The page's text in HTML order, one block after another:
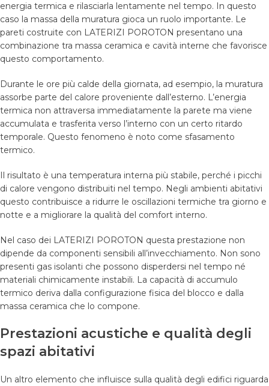
energia termica e rilasciarla lentamente nel tempo. In questo
caso la massa della muratura gioca un ruolo importante. Le
pareti costruite con LATERIZI POROTON presentano una
combinazione tra massa ceramica e cavità interne che favorisce
questo comportamento.
Durante le ore più calde della giornata, ad esempio, la muratura
assorbe parte del calore proveniente dall’esterno. L’energia
termica non attraversa immediatamente la parete ma viene
accumulata e trasferita verso l’interno con un certo ritardo
temporale. Questo fenomeno è noto come sfasamento
termico.
Il risultato è una temperatura interna più stabile, perché i picchi
di calore vengono distribuiti nel tempo. Negli ambienti abitativi
questo contribuisce a ridurre le oscillazioni termiche tra giorno e
notte e a migliorare la qualità del comfort interno.
Nel caso dei LATERIZI POROTON questa prestazione non
dipende da componenti sensibili all’invecchiamento. Non sono
presenti gas isolanti che possono disperdersi nel tempo né
materiali chimicamente instabili. La capacità di accumulo
termico deriva dalla configurazione fisica del blocco e dalla
massa ceramica che lo compone.
Prestazioni acustiche e qualità degli
spazi abitativi
Un altro elemento che influisce sulla qualità degli edifici riguarda